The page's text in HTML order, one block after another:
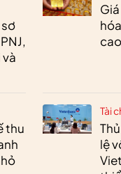
và
thu
Tài
lệ